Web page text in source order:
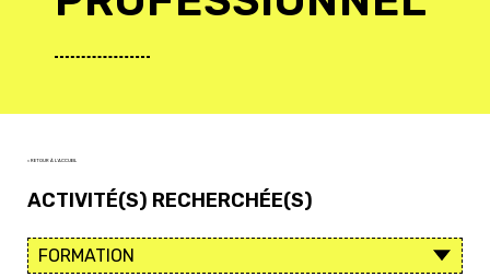
< RETOUR À L'ACCUEIL
ACTIVITÉ(S) RECHERCHÉE(S)